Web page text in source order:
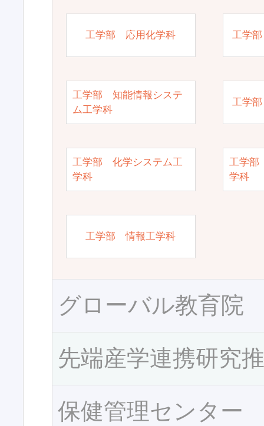
工学部 応用化学科 工学
工学部 知能情報システ
ム工学科
工学
工学部 化学システム工
学科
工学部
学科
工学部 情報工学科
グローバル教育院
先端産学連携研究
保健管理センター